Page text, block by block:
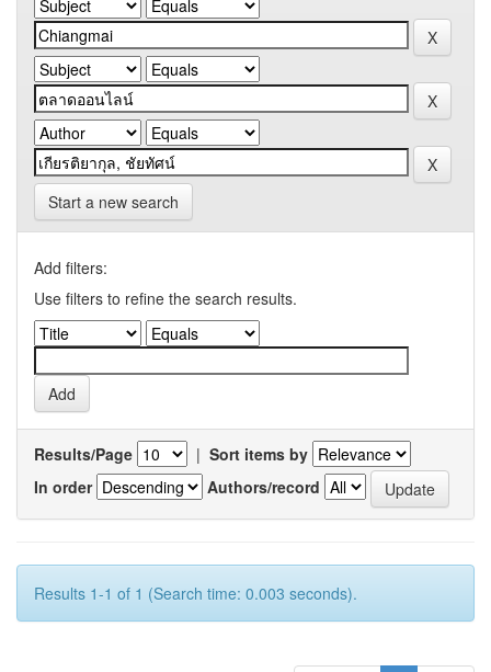
Start a new search
Add filters:
Use filters to refine the search results.
Results/Page | Sort items by
In order
Authors/record
Results 1-1 of 1 (Search time: 0.003 seconds).